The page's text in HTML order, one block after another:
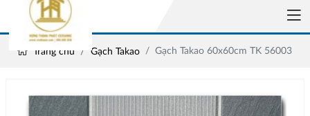
Trang chủ Gạch Takao Gạch Takao 60x60cm TK 56003